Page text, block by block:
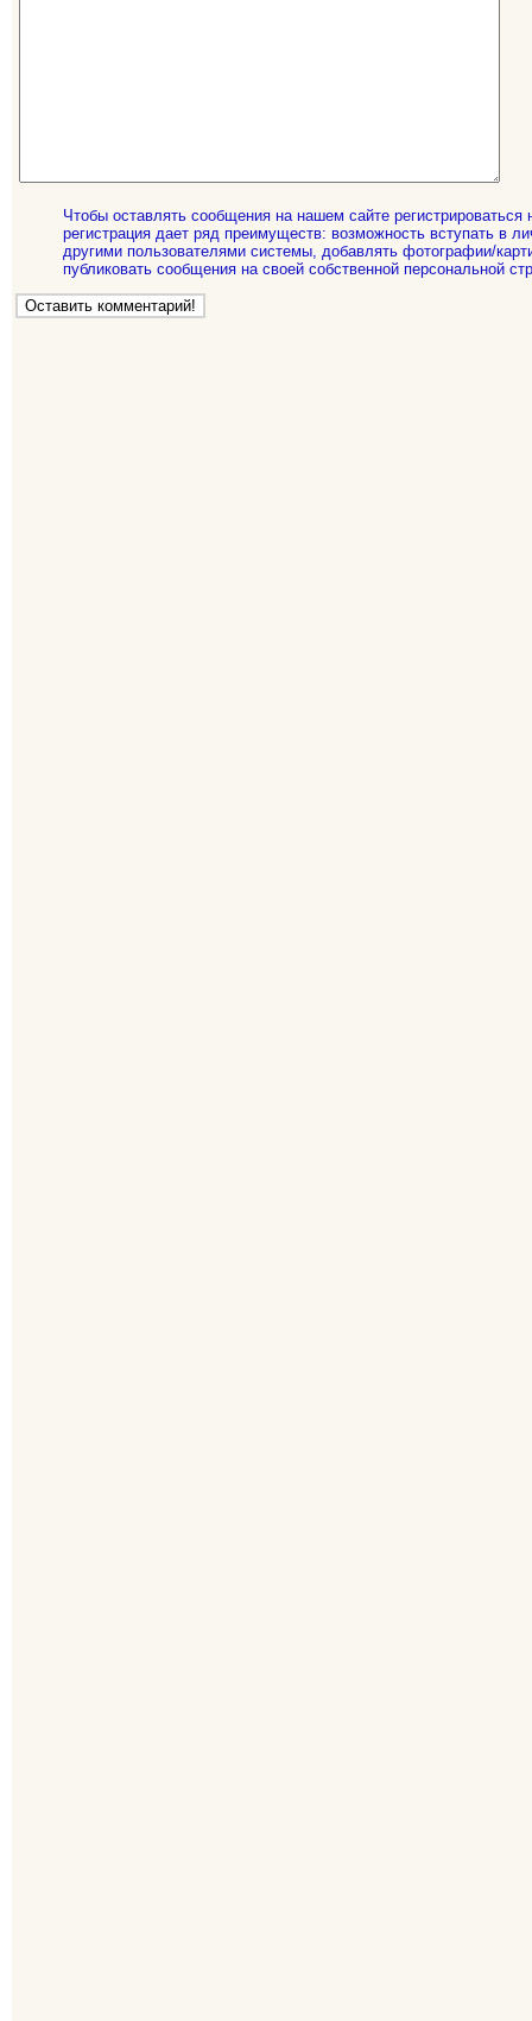
Чтобы оставлять сообщения на нашем сайте регистрироваться
регистрация дает ряд преимуществ: возможность вступать в
другими пользователями системы, добавлять фотографии/
публиковать сообщения на своей собственной персональной